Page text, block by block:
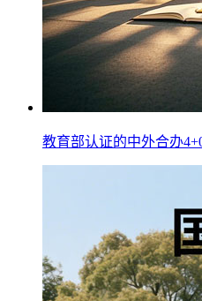
教育部认证的中外合办